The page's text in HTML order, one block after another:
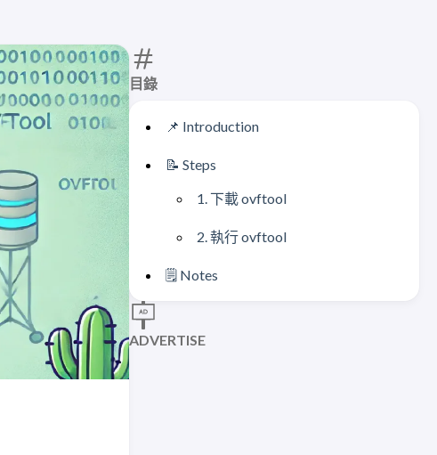
目錄
📌 Introduction
📝 Steps
1. 下載 ovftool
2. 執行 ovftool
🗒️ Notes
ADVERTISE